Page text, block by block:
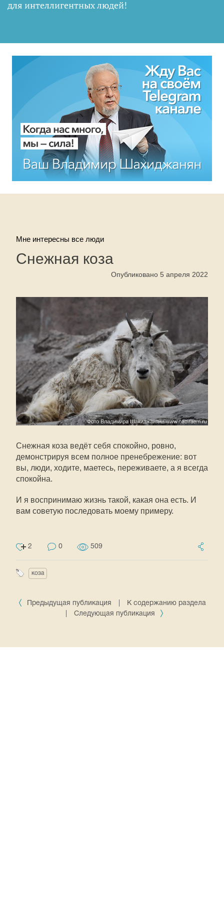
для интеллигентных людей!
Мне интересны все люди
Снежная коза
Опубликовано 5 апреля 2022
Снежная коза ведёт себя спокойно, ровно,
демонстрируя всем полное пренебрежение: вот
вы, люди, ходите, маетесь, переживаете, а я всегда
спокойна.
И я воспринимаю жизнь такой, какая она есть. И
вам советую последовать моему примеру.
2 0 509
коза
Предыдущая публикация
К содержанию раздела
Следующая публикация